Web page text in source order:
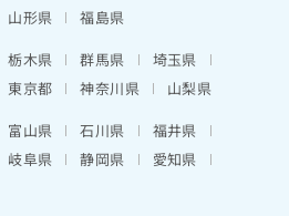
山形県
福島県
栃木県 群馬県
埼玉県
東京都 神奈川県
山梨県
富山県 石川県
福井県
岐阜県 静岡県
愛知県